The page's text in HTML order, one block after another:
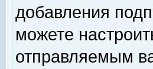
добавления
можете
отправляемым